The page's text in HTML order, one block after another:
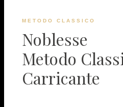
METODO CLASSICO
Noblesse
Metodo
Carricante